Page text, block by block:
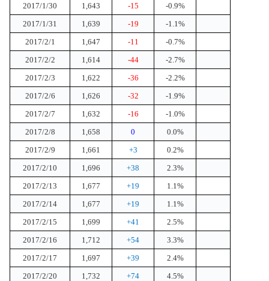
2017/1/30
1,643 -15
-0.9%
2017/1/31
1,639 -19
-1.1%
2017/2/1
1,647 -11
-0.7%
2017/2/2
1,614 -44
-2.7%
2017/2/3
1,622 -36
-2.2%
2017/2/6
1,626 -32
-1.9%
2017/2/7
1,632 -16
-1.0%
2017/2/8
1,658 0
0.0%
2017/2/9
1,661 +3
0.2%
2017/2/10
1,696 +38
2.3%
2017/2/13
1,677 +19
1.1%
2017/2/14
1,677 +19
1.1%
2017/2/15
1,699 +41
2.5%
2017/2/16
1,712 +54
3.3%
2017/2/17
1,697 +39
2.4%
2017/2/20
1,732 +74
4.5%